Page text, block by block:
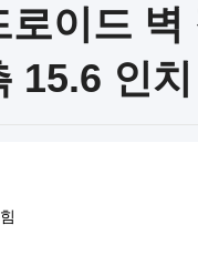
이드 벽
15.6 인